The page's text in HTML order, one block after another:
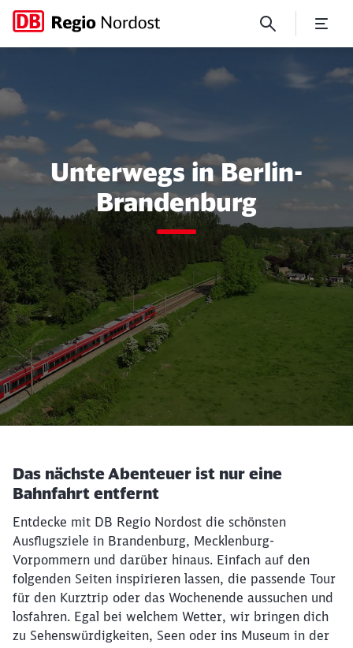
Unterwegs in Berlin-
Brandenburg
Das nächste Abenteuer ist nur eine
Bahnfahrt entfernt
Entdecke mit DB Regio Nordost die schönsten
Ausflugsziele in Brandenburg, Mecklenburg-
Vorpommern und darüber hinaus. Einfach auf den
folgenden Seiten inspirieren lassen, die passende Tour
für den Kurztrip oder das Wochenende aussuchen und
losfahren. Egal bei welchem Wetter, wir bringen dich
zu Sehenswürdigkeiten, Seen oder ins Museum in der